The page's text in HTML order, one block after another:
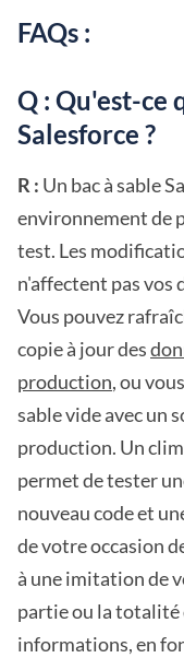
FAQs :
Q : Qu'est-ce
Salesforce ?
R : Un bac à sable
environnement de
test. Les
n'affectent pas vos
Vous pouvez
copie à jour des
production, ou
sable vide avec un
production. Un
permet de tester
nouveau code et
de votre occasion
à une imitation de
partie ou la totalité
informations, en